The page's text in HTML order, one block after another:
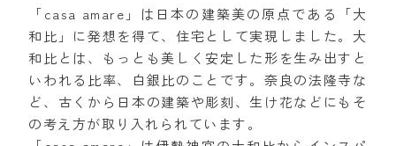
「casa amare」は日本の建築美の原点である「大
和比」に発想を得て、住宅として実現しました。大
和比とは、もっとも美しく安定した形を生み出すと
いわれる比率、白銀比のことです。奈良の法隆寺な
ど、古くから日本の建築や彫刻、生け花などにもそ
の考え方が取り入れられています。